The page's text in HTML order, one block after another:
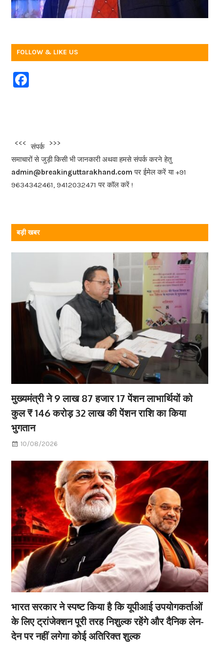
FOLLOW & LIKE US
F
b
o
o
k
<<< संपर्क
>>>
समाचारों से जुड़ी किसी भी जानकारी अथवा हमसे संपर्क करने हेतु
admin@breakinguttarakhand.com पर ईमेल करें या +91
9634342461, 9412032471 पर कॉल करें !
बड़ी खबर
मुख्यमंत्री ने 9 लाख 87 हजार 17 पेंशन लाभार्थियों को
कुल ₹ 146 करोड़ 32 लाख की पेंशन राशि का किया
भुगतान
10/08/2026
भारत सरकार ने स्पष्ट किया है कि यूपीआई उपयोगकर्ताओं
के लिए ट्रांजेक्शन पूरी तरह निशुल्क रहेंगे और दैनिक लेन-
देन पर नहीं लगेगा कोई अतिरिक्त शुल्क